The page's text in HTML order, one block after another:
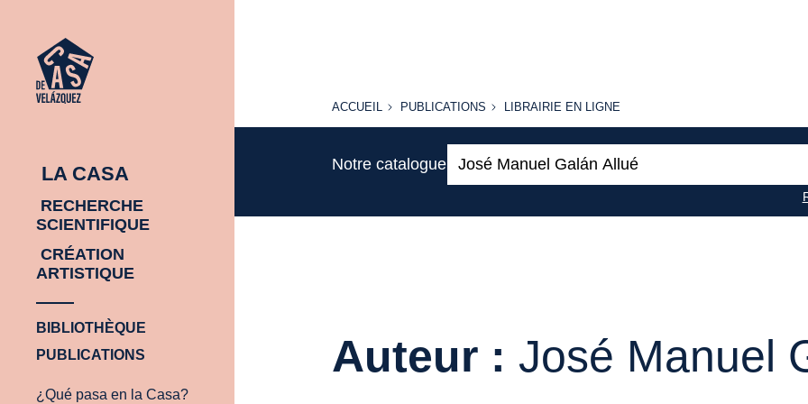
LA CASA
RECHERCHE
SCIENTIFIQUE
CRÉATION
ARTISTIQUE
BIBLIOTHÈQUE
PUBLICATIONS
¿Qué pasa en la Casa?
ACCUEIL
ACCUEIL PUBLICATIONS
PUBLICATIONS
LIBRAIRIE
LIBRAIRIE EN LIGNE
Notre catalogue:
Auteur : José Manuel